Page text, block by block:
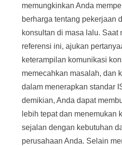
memungkinkan Anda
berharga tentang pekerjaan
konsultan di masa lalu. Saat
referensi ini, ajukan
keterampilan komunikasi
memecahkan masalah, dan
dalam menerapkan standar
demikian, Anda dapat
lebih tepat dan menemukan
sejalan dengan kebutuhan
perusahaan Anda. Selain